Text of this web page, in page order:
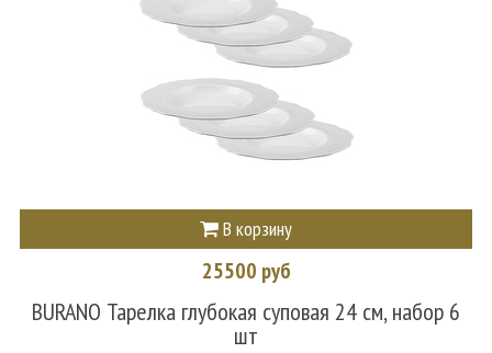
В корзину
25500 руб
BURANO Тарелка глубокая суповая 24 см, набор 6
шт